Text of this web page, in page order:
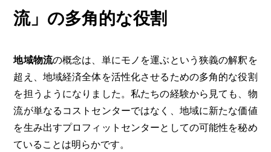
流」の多角的な役割
地域物流の概念は、単にモノを運ぶという狭義の解釈を
超え、地域経済全体を活性化させるための多角的な役割
を担うようになりました。私たちの経験から見ても、物
流が単なるコストセンターではなく、地域に新たな価値
を生み出すプロフィットセンターとしての可能性を秘め
ていることは明らかです。